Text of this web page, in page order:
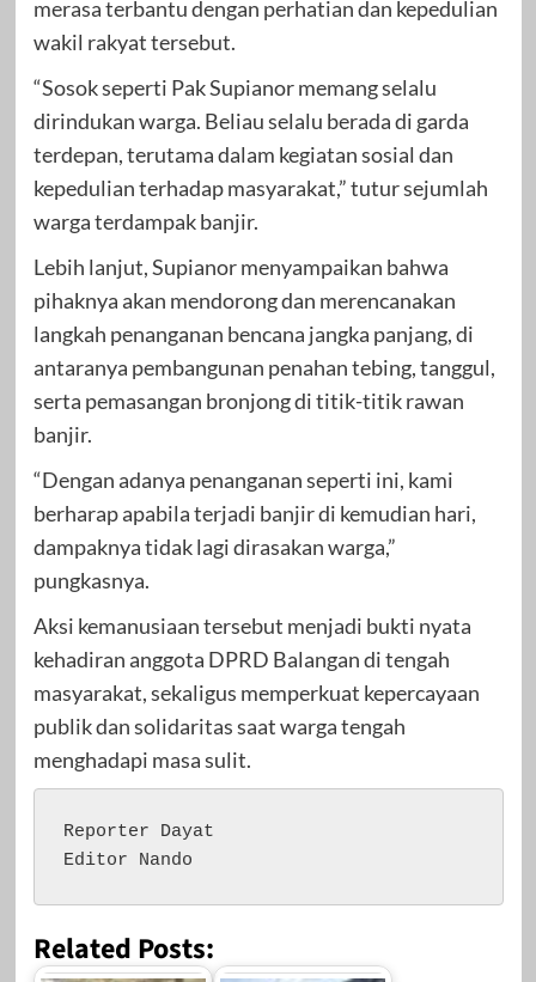
merasa terbantu dengan perhatian dan kepedulian
wakil rakyat tersebut.
“Sosok seperti Pak Supianor memang selalu
dirindukan warga. Beliau selalu berada di garda
terdepan, terutama dalam kegiatan sosial dan
kepedulian terhadap masyarakat,” tutur sejumlah
warga terdampak banjir.
Lebih lanjut, Supianor menyampaikan bahwa
pihaknya akan mendorong dan merencanakan
langkah penanganan bencana jangka panjang, di
antaranya pembangunan penahan tebing, tanggul,
serta pemasangan bronjong di titik-titik rawan
banjir.
“Dengan adanya penanganan seperti ini, kami
berharap apabila terjadi banjir di kemudian hari,
dampaknya tidak lagi dirasakan warga,”
pungkasnya.
Aksi kemanusiaan tersebut menjadi bukti nyata
kehadiran anggota DPRD Balangan di tengah
masyarakat, sekaligus memperkuat kepercayaan
publik dan solidaritas saat warga tengah
menghadapi masa sulit.
Reporter Dayat
Editor Nando
Related Posts: